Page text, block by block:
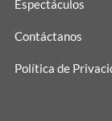
Espectáculos
Contáctanos
Política de